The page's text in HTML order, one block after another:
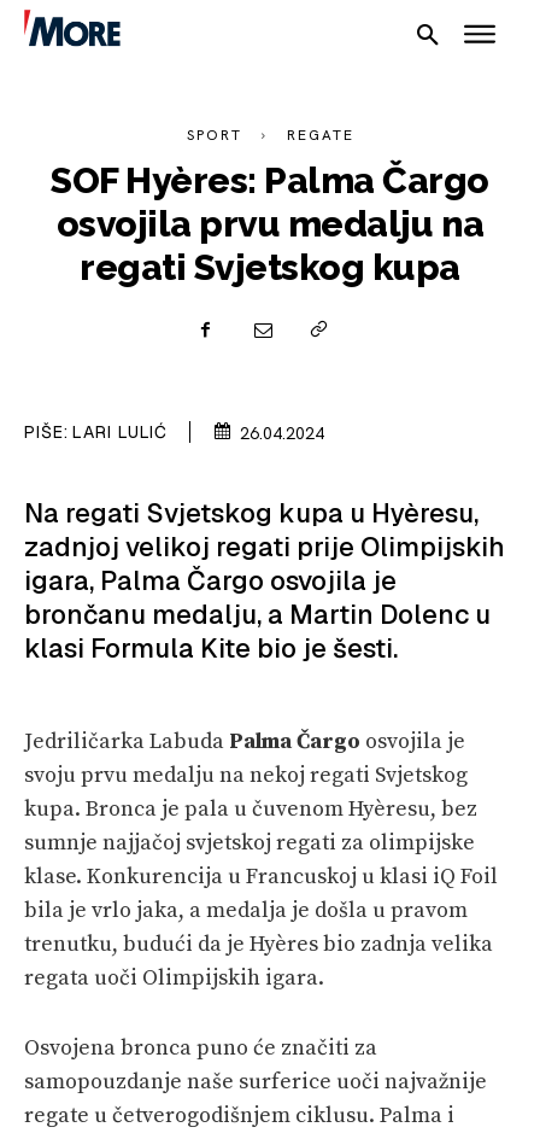
PLOVIDBA
SPIZA
VELIKE PRIČE
SHOP
SPORT REGATE
SOF Hyères: Palma Čargo
osvojila prvu medalju na
regati Svjetskog kupa
PIŠE: LARI LULIĆ 26.04.2024
Na regati Svjetskog kupa u Hyèresu,
zadnjoj velikoj regati prije Olimpijskih
igara, Palma Čargo osvojila je
brončanu medalju, a Martin Dolenc u
klasi Formula Kite bio je šesti.
Jedriličarka Labuda Palma Čargo osvojila je
svoju prvu medalju na nekoj regati Svjetskog
kupa. Bronca je pala u čuvenom Hyèresu, bez
sumnje najjačoj svjetskoj regati za olimpijske
klase. Konkurencija u Francuskoj u klasi iQ Foil
bila je vrlo jaka, a medalja je došla u pravom
trenutku, budući da je Hyères bio zadnja velika
regata uoči Olimpijskih igara.
Osvojena bronca puno će značiti za
samopouzdanje naše surferice uoči najvažnije
regate u četverogodišnjem ciklusu. Palma i